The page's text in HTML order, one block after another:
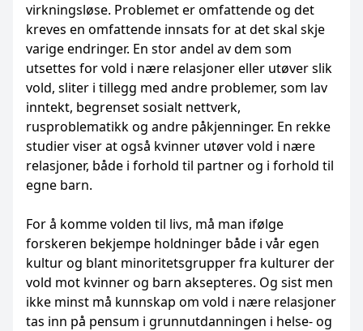
virkningsløse. Problemet er omfattende og det
kreves en omfattende innsats for at det skal skje
varige endringer. En stor andel av dem som
utsettes for vold i nære relasjoner eller utøver slik
vold, sliter i tillegg med andre problemer, som lav
inntekt, begrenset sosialt nettverk,
rusproblematikk og andre påkjenninger. En rekke
studier viser at også kvinner utøver vold i nære
relasjoner, både i forhold til partner og i forhold til
egne barn.
For å komme volden til livs, må man ifølge
forskeren bekjempe holdninger både i vår egen
kultur og blant minoritetsgrupper fra kulturer der
vold mot kvinner og barn aksepteres. Og sist men
ikke minst må kunnskap om vold i nære relasjoner
tas inn på pensum i grunnutdanningen i helse- og